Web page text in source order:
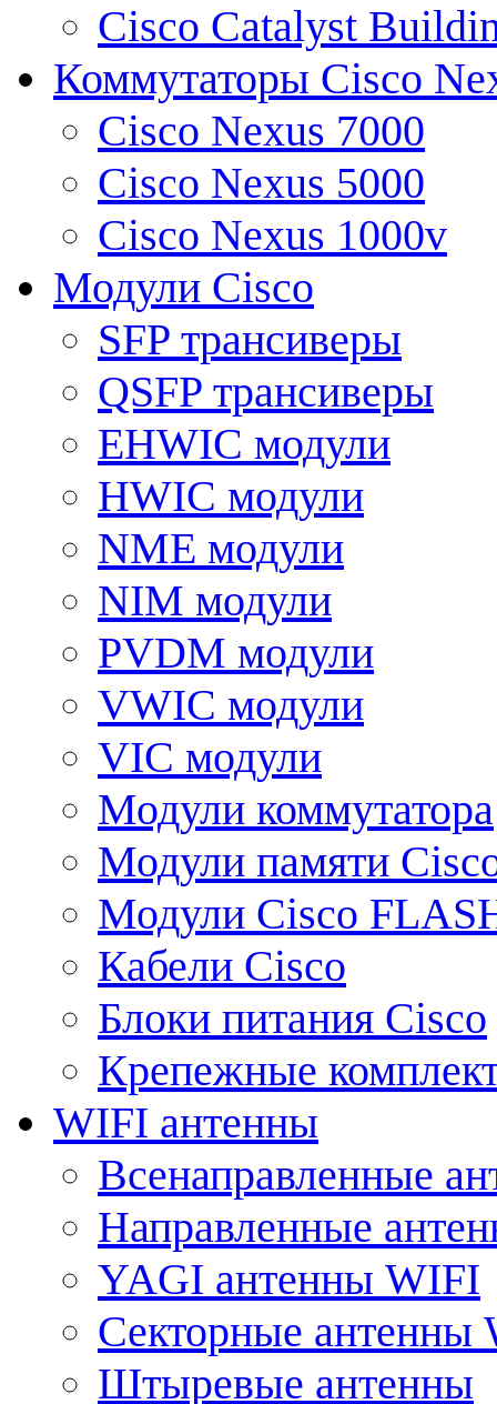
Cisco Catalyst
Коммутаторы Cisco
Cisco Nexus 7000
Cisco Nexus 5000
Cisco Nexus 1000v
Модули Cisco
SFP трансиверы
QSFP трансиверы
EHWIC модули
HWIC модули
NME модули
NIM модули
PVDM модули
VWIC модули
VIC модули
Модули коммутатора
Модули памяти
Модули Cisco
Кабели Cisco
Блоки питания Cisco
Крепежные
WIFI антенны
Всенаправленные
Направленные
YAGI антенны WIFI
Секторные антенны
Штыревые антенны